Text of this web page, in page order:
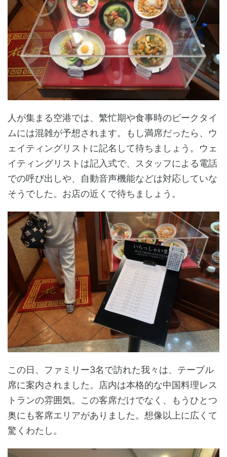
人が集まる空港では、繁忙期や食事時のピークタイ
ムには混雑が予想されます。もし満席だったら、ウ
ェイティングリストに記名して待ちましょう。ウェ
イティングリストは記入式で、スタッフによる電話
での呼び出しや、自動音声機能などは対応していな
そうでした。お店の近くで待ちましょう。
この日、ファミリー3名で訪れた我々は、テーブル
席に案内されました。店内は本格的な中国料理レス
トランの雰囲気。この客席だけでなく、もうひとつ
奥にも客席エリアがありました。想像以上に広くて
驚くわたし。